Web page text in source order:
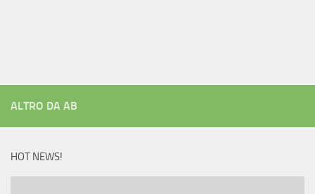
ALTRO DA AB
HOT NEWS!